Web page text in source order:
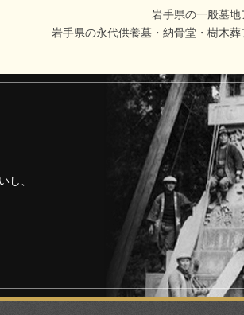
岩手県の一般墓
岩手県の永代供養墓・納骨堂・樹木
し、